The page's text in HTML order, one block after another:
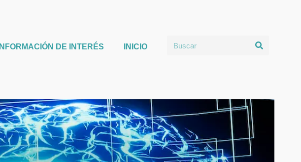
INFORMACIÓN DE INTERÉS INICIO